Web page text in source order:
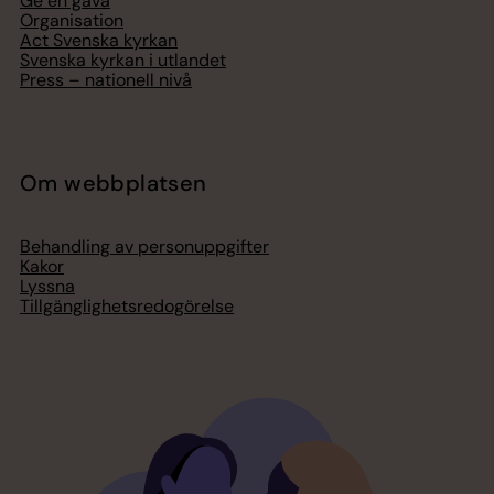
Organisation
Act Svenska kyrkan
Svenska kyrkan i utlandet
Press – nationell nivå
Om webbplatsen
Behandling av personuppgifter
Kakor
Lyssna
Tillgänglighetsredogörelse